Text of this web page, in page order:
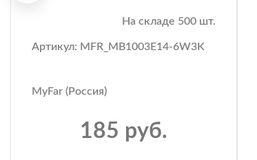
На складе 500 шт.
Артикул: MFR_MB1003E14-6W3K
MyFar (Россия)
185 руб.